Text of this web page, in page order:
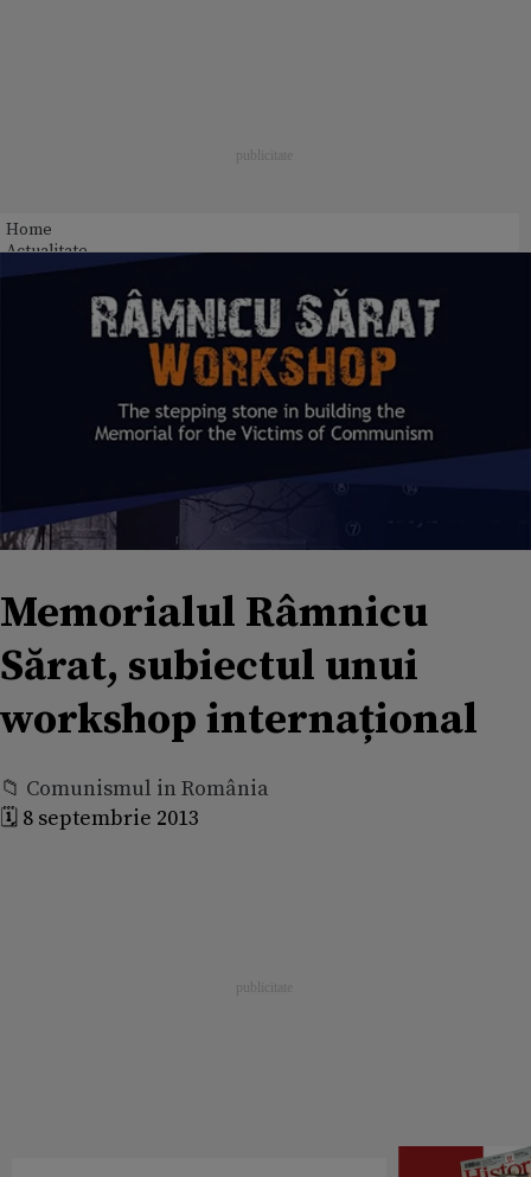
Home
Actualitate
Memorialul Râmnicu
Sărat, subiectul unui
workshop internațional
📁 Comunismul in România
🗓️ 8 septembrie 2013